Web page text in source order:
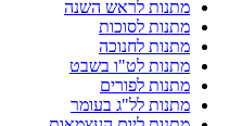
מתנות לראש השנה
מתנות לסוכות
מתנות לחנוכה
מתנות לט"ו בשבט
מתנות לפורים
מתנות לל"ג בעומר